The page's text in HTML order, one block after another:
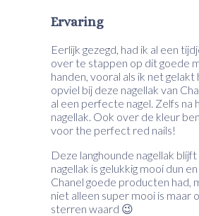
Ervaring
Eerlijk gezegd, had ik al een
over te stappen op dit goede
handen, vooral als ik net gelakt
opviel bij deze nagellak van
al een perfecte nagel. Zelfs na
nagellak. Ook over de kleur
voor the perfect red nails!
Deze langhounde nagellak
nagellak is gelukkig mooi dun
Chanel goede producten had,
niet alleen super mooi is maar
sterren waard 😉